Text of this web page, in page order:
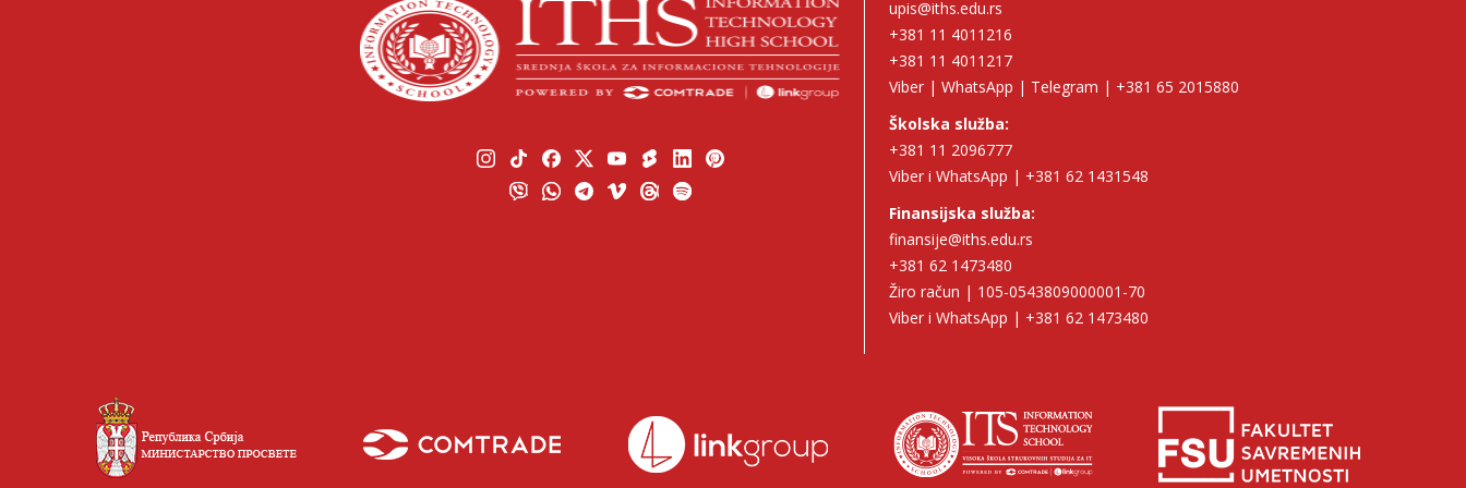
upis@iths.edu.rs
+381 11 4011216
+381 11 4011217
Viber | WhatsApp | Telegram | +381 65 2015880
Školska služba:
+381 11 2096777
Viber i WhatsApp | +381 62 1431548
Finansijska služba:
finansije@iths.edu.rs
+381 62 1473480
Žiro račun | 105-0543809000001-70
Viber i WhatsApp | +381 62 1473480